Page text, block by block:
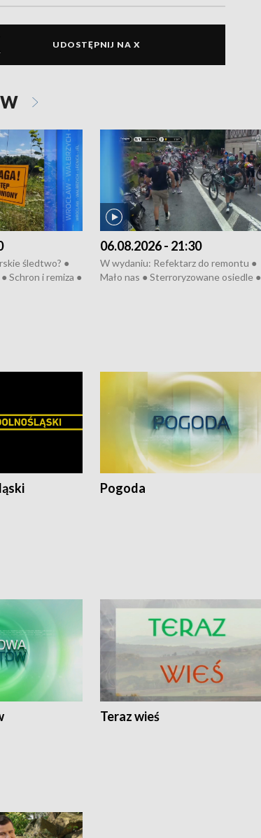
UDOSTĘPNIJ NA X
śledtwo? ●
Schron i remiza ●
06.08.2026 - 21:30
W wydaniu: Refektarz do remontu ●
Mało nas ● Sterroryzowane osiedle ●
Pogoda
Teraz wieś